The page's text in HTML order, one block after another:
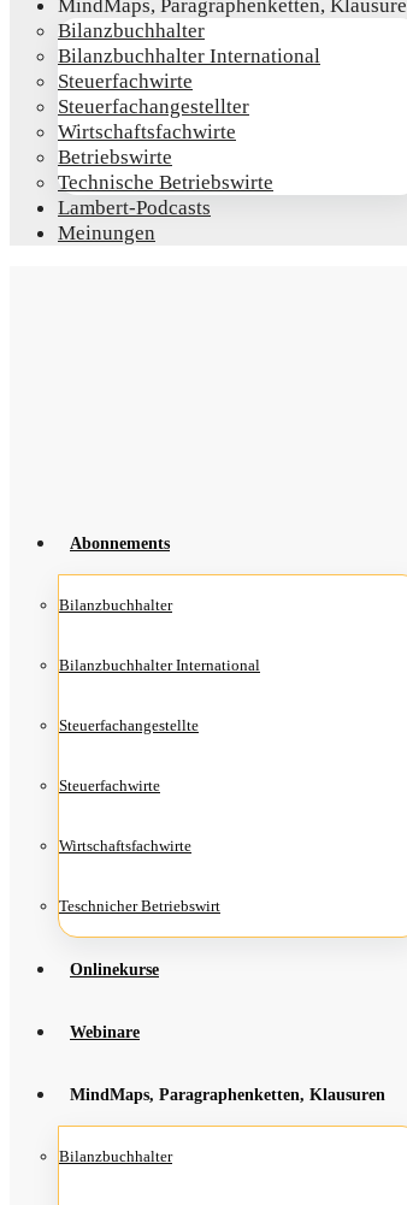
Mind­Maps, Para­gra­phen­ket­ten,
Bilanz­buch­hal­ter
Bilanz­buch­hal­ter International
Steu­er­fach­wir­te
Steu­er­fach­an­ge­stell­ter
Wirt­schafts­fach­wir­te
Betriebs­wir­te
Tech­ni­sche Betriebswirte
Lam­­bert-Pod­­casts
Mei­nun­gen
Abon­ne­ments
Bilanz­buch­hal­ter
Bilanz­buch­hal­ter International
Steu­er­fach­an­ge­stell­te
Steu­er­fach­wir­te
Wirt­schafts­fach­wir­te
Teschni­cher Betriebswirt
Online­kur­se
Web­i­na­re
Mind­Maps, Para­gra­phen­ket­ten, Klausuren
Bilanz­buch­hal­ter